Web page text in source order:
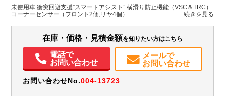
パワステ ABS エアバッグ
記録簿（一部含む）
取扱説明書（一部含む）
メンテナンスノート（保証書）
未使用車 衝突回避支援”スマートアシスト” 横滑り防止機能（VSC＆TRC）
コーナーセンサー（フロント2個,リヤ4個）
在庫・価格・見積金額を知りたい方はこちら
電話で
お問い合わせ
メールで
お問い合わせ
お問い合わせNo.004-13723